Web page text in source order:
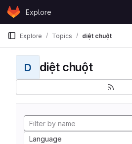
Skip to content
GitLabExplore
Explore Topics diệt chuột
D diệt chuột
Language